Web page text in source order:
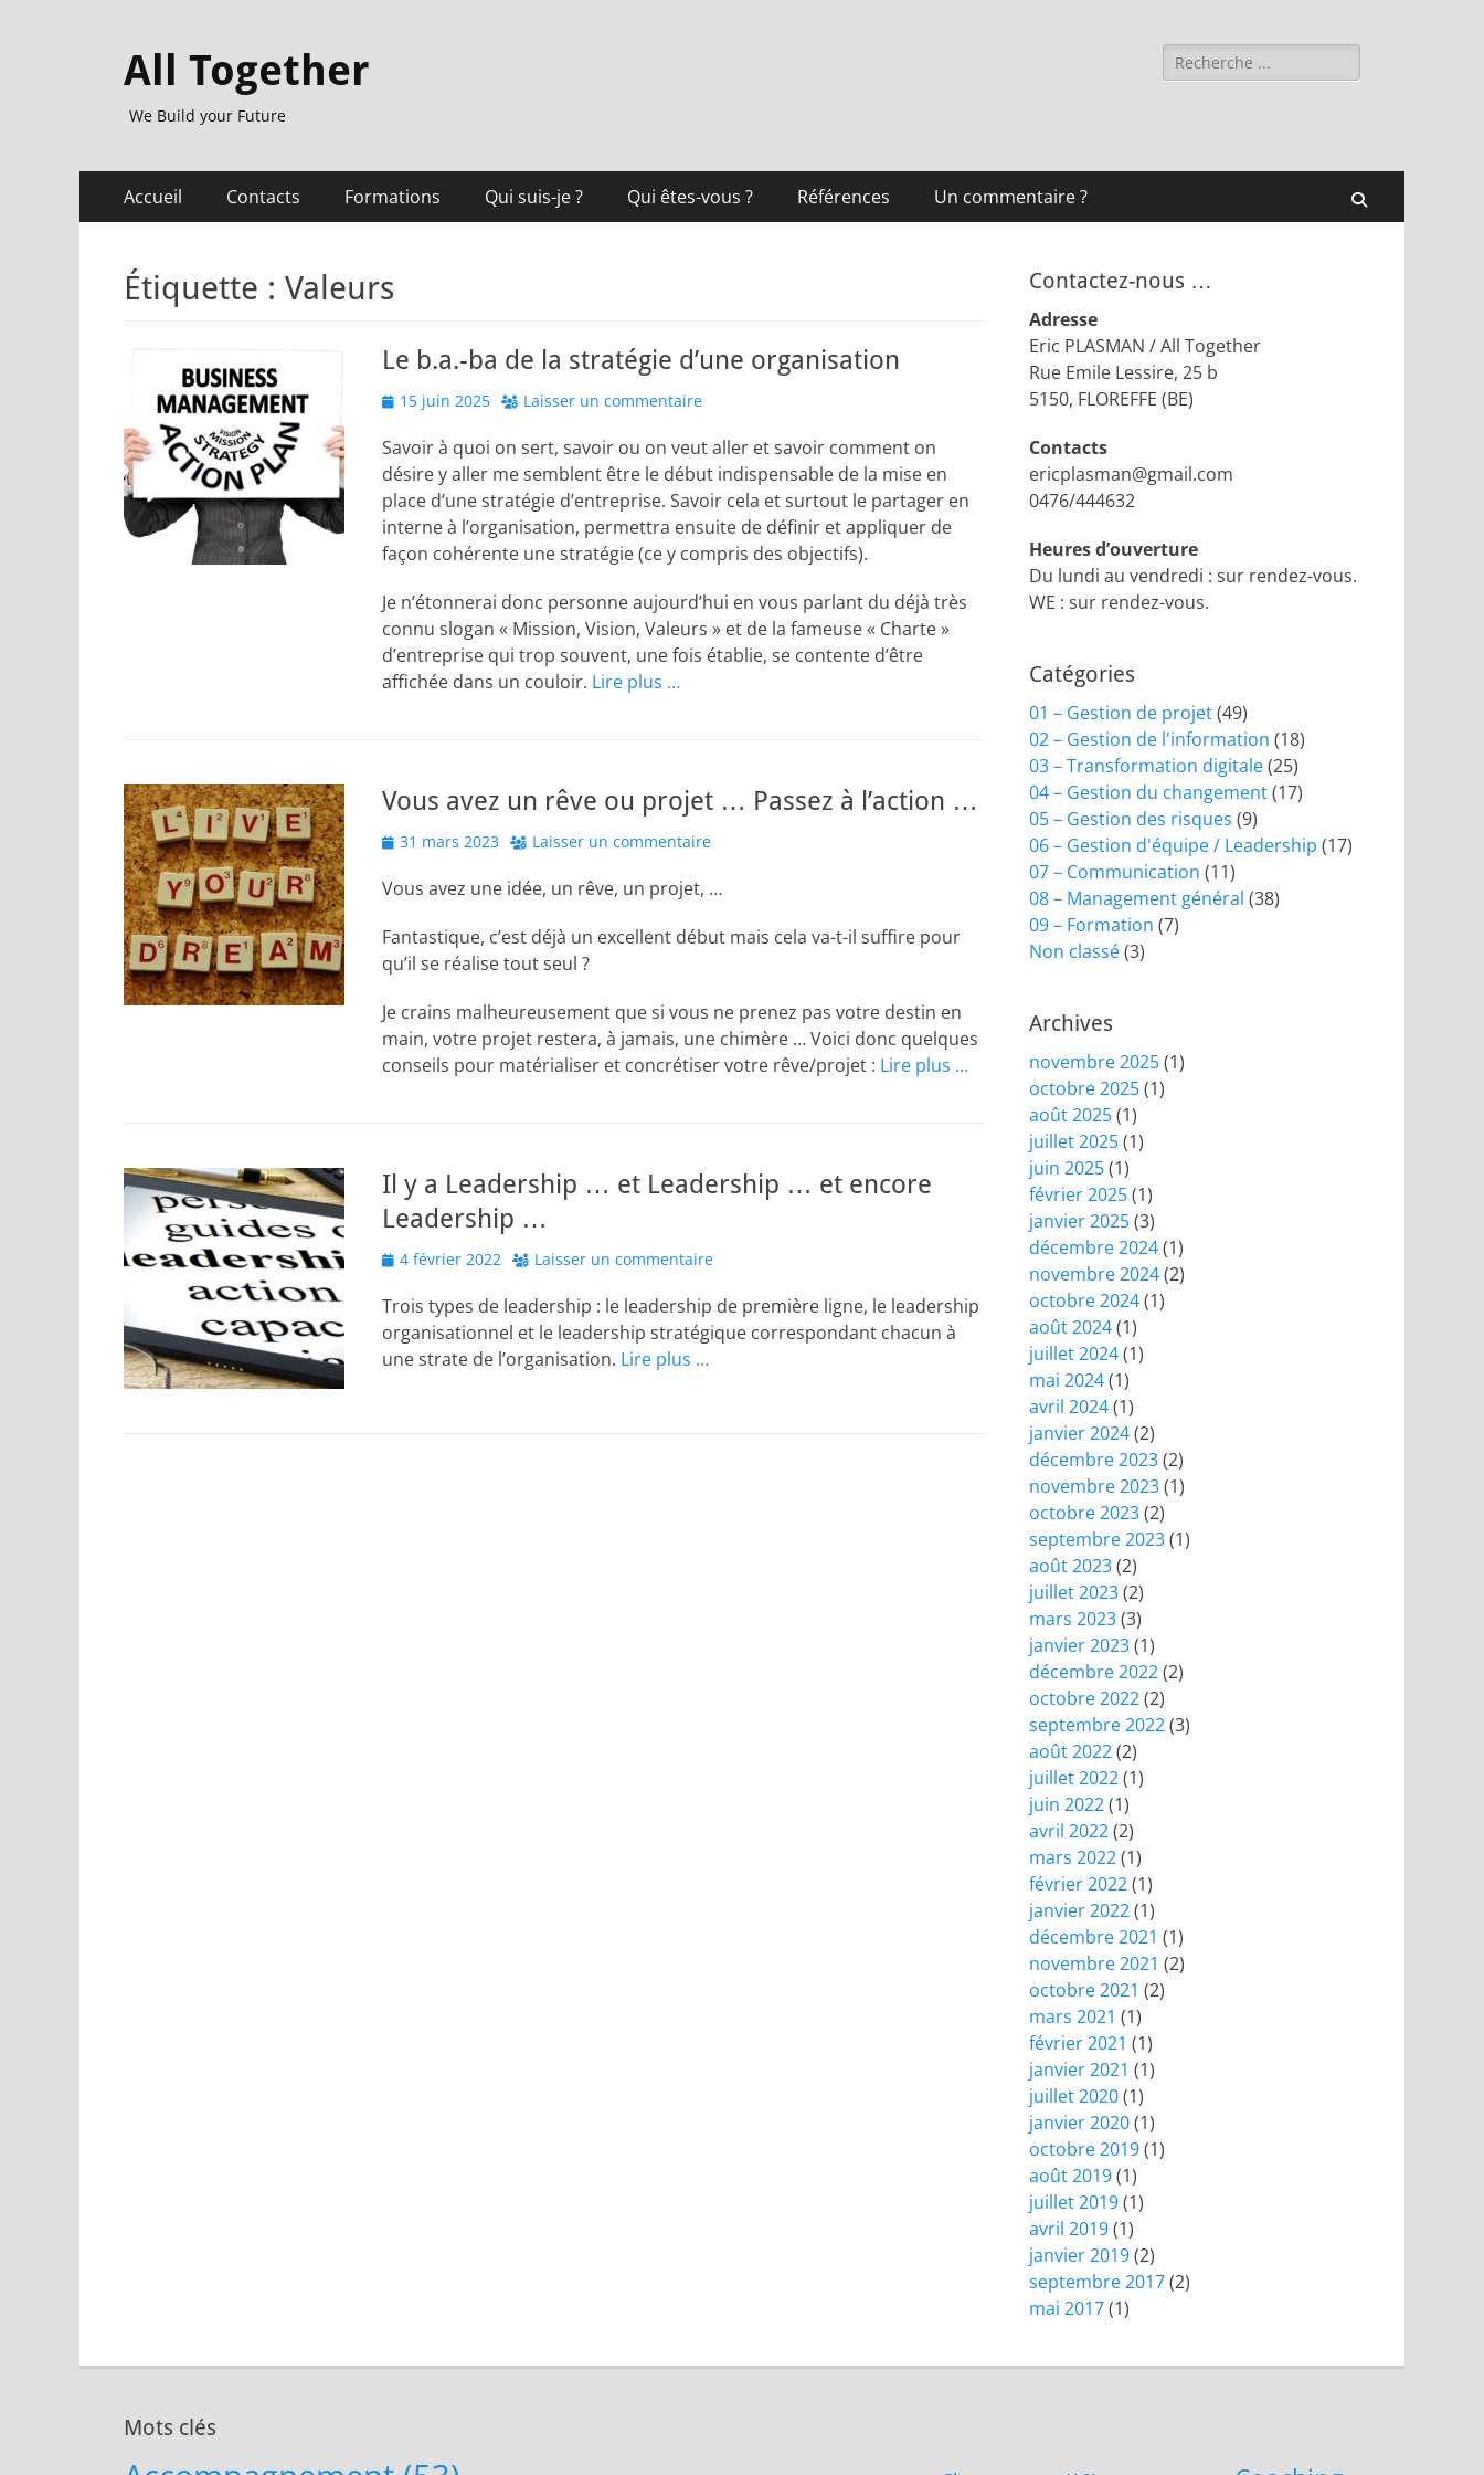
All Together
We Build your Future
Rechercher :
Menu
principal
Accueil Contacts Formations Qui suis-je ? Qui êtes-vous ? Références Un commentaire ?
Étiquette : Valeurs
Le b.a.-ba de la stratégie d’une organisation
Posted
15 juin 2025 Laisser un commentaire
Savoir à quoi on sert, savoir ou on veut aller et savoir comment on
désire y aller me semblent être le début indispensable de la mise en
place d’une stratégie d’entreprise. Savoir cela et surtout le partager en
interne à l’organisation, permettra ensuite de définir et appliquer de
façon cohérente une stratégie (ce y compris des objectifs).
Je n’étonnerai donc personne aujourd’hui en vous parlant du déjà très
connu slogan « Mission, Vision, Valeurs » et de la fameuse « Charte »
d’entreprise qui trop souvent, une fois établie, se contente d’être
affichée dans un couloir. Lire plus …
Vous avez un rêve ou projet … Passez à l’action …
Posted
31 mars 2023 Laisser un commentaire
Vous avez une idée, un rêve, un projet, …
Fantastique, c’est déjà un excellent début mais cela va-t-il suffire pour
qu’il se réalise tout seul ?
Je crains malheureusement que si vous ne prenez pas votre destin en
main, votre projet restera, à jamais, une chimère … Voici donc quelques
conseils pour matérialiser et concrétiser votre rêve/projet : Lire plus …
Il y a Leadership … et Leadership … et encore
Leadership …
Posted
4 février 2022 Laisser un commentaire
Trois types de leadership : le leadership de première ligne, le leadership
organisationnel et le leadership stratégique correspondant chacun à
une strate de l’organisation. Lire plus …
Contactez-nous …
Adresse
Eric PLASMAN / All Together
Rue Emile Lessire, 25 b
5150, FLOREFFE (BE)
Contacts
ericplasman@gmail.com
0476/444632
Heures d’ouverture
Du lundi au vendredi : sur rendez-vous.
WE : sur rendez-vous.
Catégories
01 – Gestion de projet(49)
02 – Gestion de l'information (18)
03 – Transformation digitale(25)
04 – Gestion du changement(17)
05 – Gestion des risques (9)
06 – Gestion d'équipe / Leadership (17)
07 – Communication (11)
08 – Management général (38)
09 – Formation (7)
Non classé(3)
Archives
novembre 2025(1)
octobre 2025(1)
août 2025(1)
juillet 2025(1)
juin 2025(1)
février 2025(1)
janvier 2025(3)
décembre 2024(1)
novembre 2024(2)
octobre 2024(1)
août 2024(1)
juillet 2024(1)
mai 2024(1)
avril 2024(1)
janvier 2024(2)
décembre 2023(2)
novembre 2023(1)
octobre 2023(2)
septembre 2023(1)
août 2023(2)
juillet 2023(2)
mars 2023(3)
janvier 2023(1)
décembre 2022(2)
octobre 2022(2)
septembre 2022(3)
août 2022(2)
juillet 2022(1)
juin 2022(1)
avril 2022(2)
mars 2022(1)
février 2022(1)
janvier 2022(1)
décembre 2021 (1)
novembre 2021 (2)
octobre 2021 (2)
mars 2021 (1)
février 2021 (1)
janvier 2021 (1)
juillet 2020(1)
janvier 2020(1)
octobre 2019(1)
août 2019(1)
juillet 2019(1)
avril 2019(1)
janvier 2019(2)
septembre 2017(2)
mai 2017(1)
Mots clés